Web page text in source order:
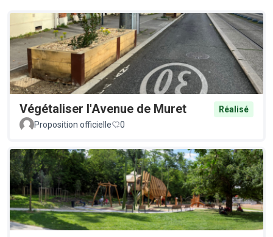
Végétaliser l'Avenue de Muret
Réalisé
Proposition officielle
0